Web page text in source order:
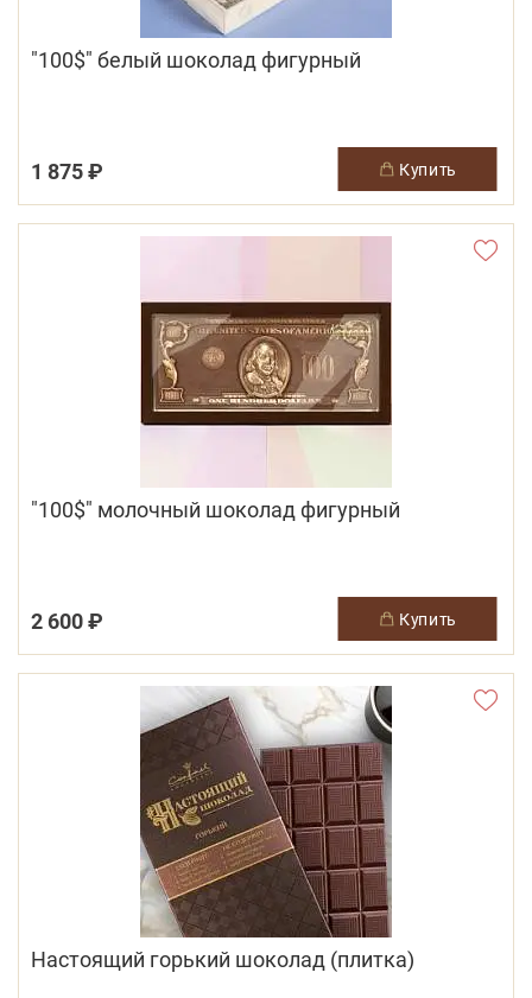
"100$" белый шоколад фигурный
1 875 ₽ купить
"100$" молочный шоколад фигурный
2 600 ₽ купить
Настоящий горький шоколад (плитка)